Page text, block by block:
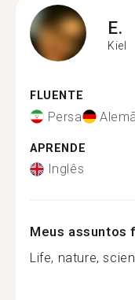
E.
Kiel
FLUENTE
Persa
APRENDE
Inglês
Meus assuntos
Life, nature,